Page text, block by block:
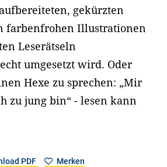
gekürzten
farbenfrohen Illustrationen
Leserätseln
umgesetzt wird. Oder
Hexe zu sprechen: „Mir
zu jung bin“ - lesen kann
PDF Merken